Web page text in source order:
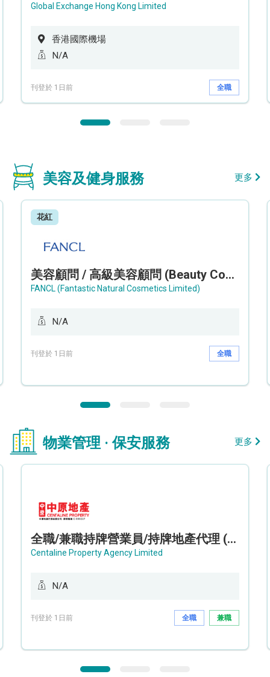
Global Exchange Hong Kong Limited
香港國際機場
N/A
刊登於 1日前 全職
美容及健身服務 更多
花紅
美容顧問 / 高級美容顧問 (Beauty Consultant / Senior Beauty Consultant)
FANCL (Fantastic Natural Cosmetics Limited)
N/A
刊登於 1日前 全職
物業管理 · 保安服務 更多
全職/兼職持牌營業員/持牌地產代理 (長沙灣/將軍澳/油塘)
Centaline Property Agency Limited
N/A
刊登於 1日前 全職 兼職